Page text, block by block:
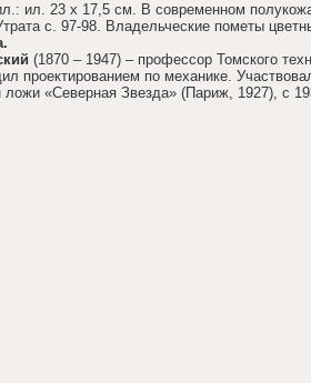
ил. 23 х 17,5 см. В современном
с. 97-98. Владельческие пометы
(1870 – 1947) – профессор Томского
проектированием по механике.
ложи «Северная Звезда» (Париж, 1927), с